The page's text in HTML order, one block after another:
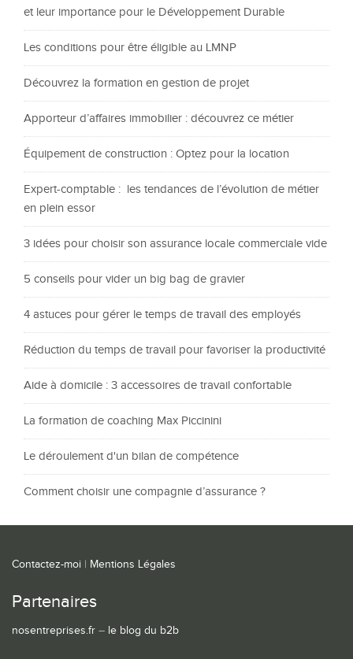
et leur importance pour le Développement Durable
Les conditions pour être éligible au LMNP
Découvrez la formation en gestion de projet
Apporteur d’affaires immobilier : découvrez ce métier
Équipement de construction : Optez pour la location
Expert-comptable : les tendances de l’évolution de métier
en plein essor
3 idées pour choisir son assurance locale commerciale vide
5 conseils pour vider un big bag de gravier
4 astuces pour gérer le temps de travail des employés
Réduction du temps de travail pour favoriser la productivité
Aide à domicile : 3 accessoires de travail confortable
La formation de coaching Max Piccinini
Le déroulement d'un bilan de compétence
Comment choisir une compagnie d’assurance ?
Contactez-moi | Mentions Légales
Partenaires
nosentreprises.fr – le blog du b2b